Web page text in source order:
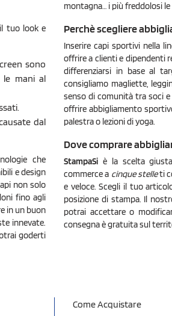
tuo look e
sono
le mani al
dal
che
e design
non solo
fino agli
in un buon
innevate.
goderti
montagna… i più freddolosi
Perchè scegliere
Inserire capi sportivi nella
offrire a clienti e dipendenti
differenziarsi in base al
consigliamo magliette,
senso di comunità tra soci
offrire abbigliamento
palestra o lezioni di yoga.
Dove comprare
StampaSi è la scelta
commerce a cinque stelleti
e veloce. Scegli il tuo
posizione di stampa. Il
potrai accettare o
consegna è gratuita sul
Come Acquistare